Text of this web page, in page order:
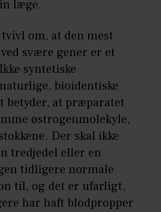
læge.
om, at den mest
svære gener er et
syntetiske
bioidentiske
betyder, at præparatet
østrogenmolekyle,
Der skal ikke
tredjedel eller en
tidligere normale
til, og det er ufarligt,
har haft blodpropper